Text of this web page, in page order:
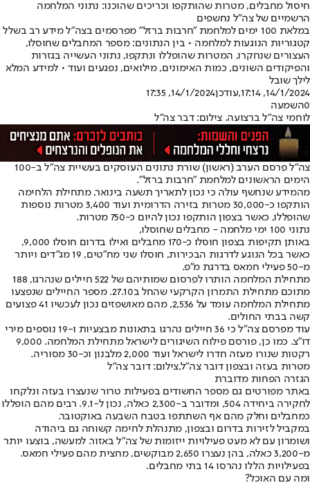
חיסול מחבלים, מטרות שהותקפו וכריכים שהוכנו: נתוני המלחמה
הרשמיים של צה"ל נחשפים
במלאת 100 ימים למלחמת "חרבות ברזל" מפרסמים בצה"ל מידע רב בשלל
קטגוריות הנוגעות למלחמה • בין הנתונים: מספר המחבלים שחוסלו,
העצורים שנחקרו, המטרות שהופללו ונתקפו, נתוני העשייה בגזרות
והפיקודים השונים, כמות האימונים, מילואים, נפגעים ועוד • למידע המלא
לילך שובל
14/1/2024, 17:14
,עודכן14/1/2024, 17:35
0השמעה
לוחמי צה"ל ברצועה. צילום: דבר צה"ל
צה"ל פרסם הערב (ראשון) שורת נתונים העוסקים בעשיית צה"ל ב-100
הימים הראשונים למלחמת "חרבות ברזל".
מהמידע שנחשף עולה כי נכון לתאריך תשעה בינואר, מתחילת הלחימה
הותקפו כ-30,000 מטרות בזירה הדרומית ועוד 3,400 מטרות נוספות
שהופללו, כאשר בצפון הותקפו נכון להיום כ-750 מטרות.
נתוני 100 ימי מלחמה - מחבלים שחוסלו,
באותן תקיפות בצפון חוסלו כ-170 מחבלים ואילו בדרום חוסלו 9,000,
כאשר בכל הנוגע לדרגות הבכירות, חוסלו שני מח"טים, 19 מג"דים ויותר
מ-50 פעילי חמאס בדרגת מ"פ.
מתחילת המלחמה הותרו לפרסום שמותיהם של 522 חיילים שנהרגו, 188
מתוכם מתחילת התמרון הקרקעי שהחל ב27.10. מספר החיילים שנפצעו
מתחילת המלחמה עומד על 2,536, מהם מאושפזים נכון לעכשיו 41 פצועים
קשה בבתי החולים.
עוד מפרסם צה"ל כי 36 חיילים נהרגו בתאונות מבצעיות ו-19 נוספים מירי
דו"צ. כמו כן, פורסם פילוח השיגורים לישראל מתחילת המלחמה. 9,000
רקטות שנורו מעזה חדרו לישראל ועוד 2,000 מלבנון וכ-30 מסוריה.
מטרות בעזה ובצפון דובר צה"ל,צילום: דובר צה"ל
הגזרה הפחות מדוברת
באתר מפורטים גם מספר החשודים בפעילות טרור שנעצרו בעזה ונלקחו
לחקירה ביחידה 504, ומדובר ב-2,300 כאלה, נכון ל-9.1. רבים מהם הופללו
כמחבלים וחלק מהם אף השתתפו בטבח השבעה באוקטובר.
במקביל לזירות בדרום ובצפון, מתנהלת לחימה קשוחה גם ביהודה
ושומרון עם לא מעט פעילויות ייזומות של צה"ל באזור. למעשה, בוצעו יותר
מ-3,200 כאלה, בהן נעצרו 2,650 מבוקשים, מחצית מהם פעילי חמאס.
בפעילויות הללו נהרסו 14 בתי מחבלים.
ומה עם האוכל?